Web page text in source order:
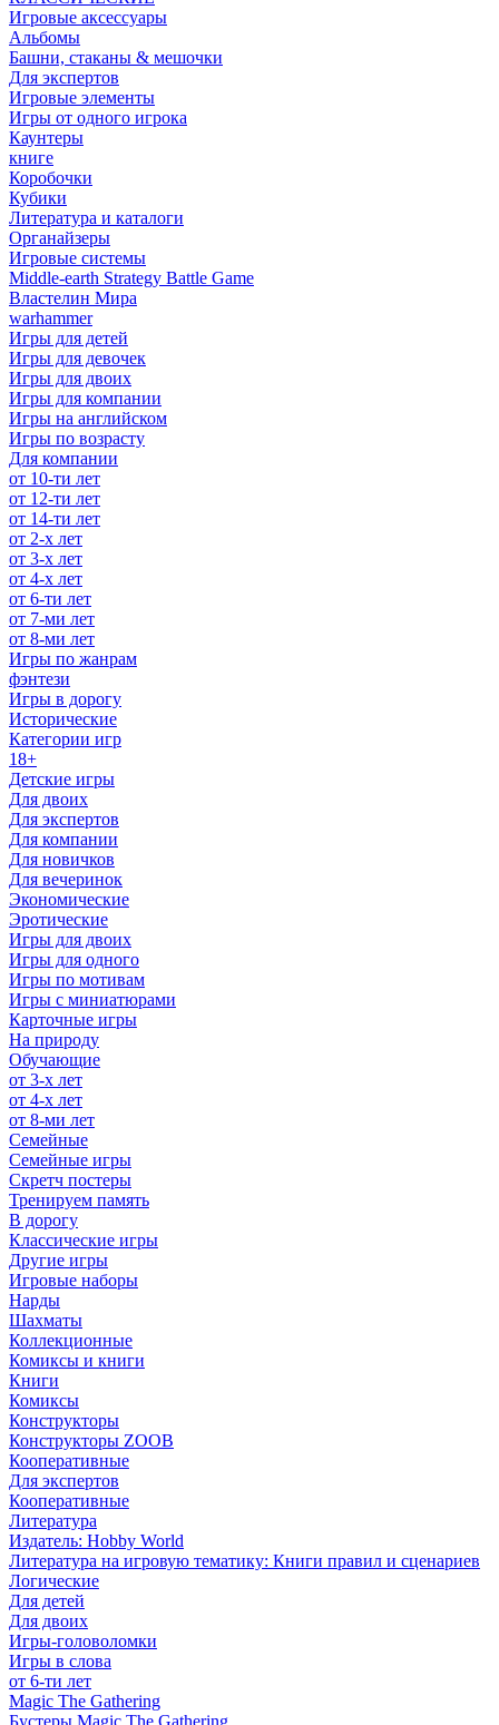
Игровые аксессуары
Альбомы
Башни, стаканы & мешочки
Для экспертов
Игровые элементы
Игры от одного игрока
Каунтеры
книге
Коробочки
Кубики
Литература и каталоги
Органайзеры
Игровые системы
Middle-earth Strategy Battle Game
Властелин Мира
warhammer
Игры для детей
Игры для девочек
Игры для двоих
Игры для компании
Игры на английском
Игры по возрасту
Для компании
от 10-ти лет
от 12-ти лет
от 14-ти лет
от 2-х лет
от 3-х лет
от 4-х лет
от 6-ти лет
от 7-ми лет
от 8-ми лет
Игры по жанрам
фэнтези
Игры в дорогу
Исторические
Категории игр
18+
Детские игры
Для двоих
Для экспертов
Для компании
Для новичков
Для вечеринок
Экономические
Эротические
Игры для двоих
Игры для одного
Игры по мотивам
Игры с миниатюрами
Карточные игры
На природу
Обучающие
от 3-х лет
от 4-х лет
от 8-ми лет
Семейные
Семейные игры
Скретч постеры
Тренируем память
В дорогу
Классические игры
Другие игры
Игровые наборы
Нарды
Шахматы
Коллекционные
Комиксы и книги
Книги
Комиксы
Конструкторы
Конструкторы ZOOB
Кооперативные
Для экспертов
Кооперативные
Литература
Издатель: Hobby World
Литература на игровую тематику: Книги правил и сценариев
Логические
Для детей
Для двоих
Игры-головоломки
Игры в слова
от 6-ти лет
Magic The Gathering
Бустеры Magic The Gathering